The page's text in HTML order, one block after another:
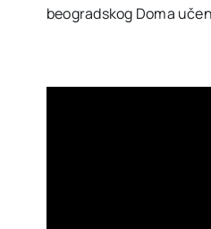
beogradskog Doma